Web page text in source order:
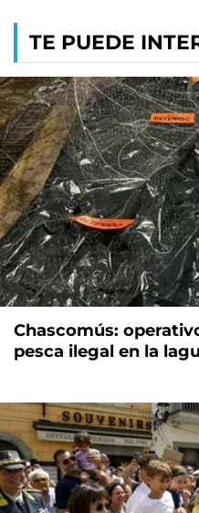
TE PUEDE
Chascomús:
pesca ilegal en la